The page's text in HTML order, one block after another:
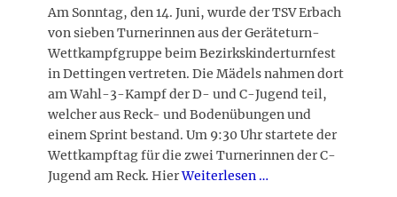
Am Sonntag, den 14. Juni, wurde der TSV Erbach
von sieben Turnerinnen aus der Geräteturn-
Wettkampfgruppe beim Bezirkskinderturnfest
in Dettingen vertreten. Die Mädels nahmen dort
am Wahl-3-Kampf der D- und C-Jugend teil,
welcher aus Reck- und Bodenübungen und
einem Sprint bestand. Um 9:30 Uhr startete der
Wettkampftag für die zwei Turnerinnen der C-
Jugend am Reck. HierWeiterlesen …